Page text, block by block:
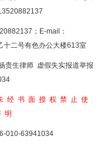
；E-mail：
十二号有色办公大楼613室
贵生律师 虚假失实报道举报
经书面授权禁止使
010-63941034